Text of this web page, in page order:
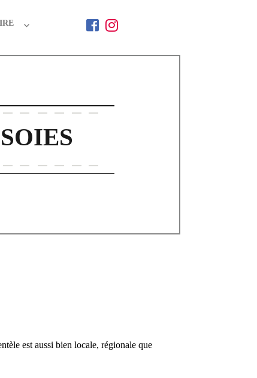
est aussi bien locale, régionale que